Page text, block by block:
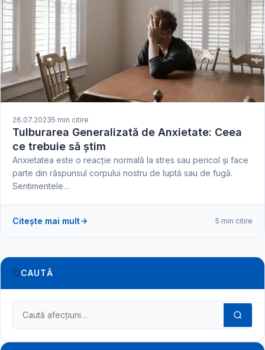
26.07.20235 min citire
Tulburarea Generalizată de Anxietate: Ceea
ce trebuie să știm
Anxietatea este o reacție normală la stres sau pericol și face
parte din răspunsul corpului nostru de luptă sau de fugă.
Sentimentele…
Citește mai mult 5 min citire
CAUTĂ
Caută în dicționarul medical